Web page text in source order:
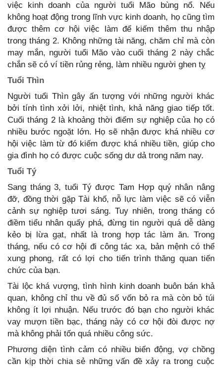
việc kinh doanh của người tuổi Mão bùng nổ. Nếu
không hoạt động trong lĩnh vực kinh doanh, họ cũng tìm
được thêm cơ hội việc làm để kiếm thêm thu nhập
trong tháng 2. Không những tài năng, chăm chỉ mà còn
may mắn, người tuổi Mão vào cuối tháng 2 này chắc
chắn sẽ có ví tiền rủng rẻng, làm nhiều người ghen tỵ
Tuổi Thìn
Người tuổi Thìn gây ấn tượng với những người khác
bởi tính tình xởi lởi, nhiệt tình, khả năng giao tiếp tốt.
Cuối tháng 2 là khoảng thời điểm sự nghiệp của họ có
nhiều bước ngoặt lớn. Họ sẽ nhận được khá nhiều cơ
hội việc làm từ đó kiếm được khá nhiều tiền, giúp cho
gia đình họ có được cuộc sống dư dả trong năm nay.
Tuổi Tý
Sang tháng 3, tuổi Tý được Tam Hợp quý nhân nâng
đỡ, đồng thời gặp Tài khố, nỗ lực làm việc sẽ có viễn
cảnh sự nghiệp tươi sáng. Tuy nhiên, trong tháng có
điềm tiểu nhân quấy phá, đừng tin người quá dễ dàng
kẻo bị lừa gạt, nhất là trong hợp tác làm ăn. Trong
tháng, nếu có cơ hội đi công tác xa, bản mệnh có thể
xung phong, rất có lợi cho tiến trình thăng quan tiến
chức của bạn.
Tài lộc khá vượng, tình hình kinh doanh buôn bán khả
quan, không chỉ thu về đủ số vốn bỏ ra mà còn bỏ túi
không ít lợi nhuận. Nếu trước đó bạn cho người khác
vay mượn tiền bạc, tháng này có cơ hội đòi được nợ
mà không phải tốn quá nhiều công sức.
Phương diện tình cảm có nhiều biến động, vợ chồng
cần kịp thời chia sẻ những vấn đề xảy ra trong cuộc